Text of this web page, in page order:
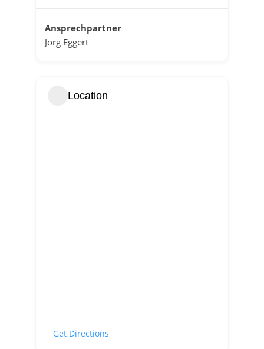
Ansprechpartner
Jörg Eggert
Location
Get Directions